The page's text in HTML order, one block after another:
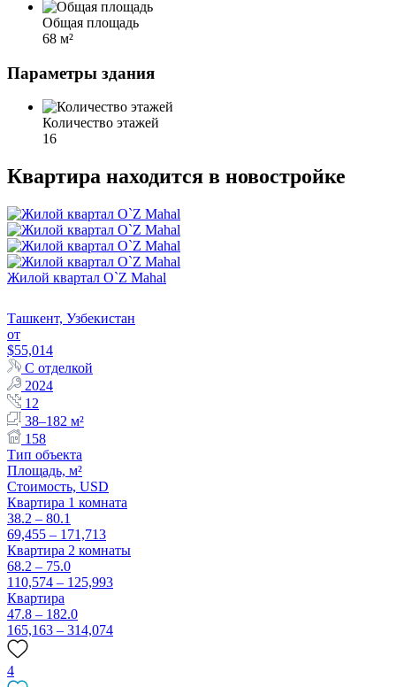
Общая площадь
68 м²
Параметры здания
Количество этажей
16
Квартира находится в новостройке
Жилой квартал O`Z Mahal
Ташкент, Узбекистан
от
$55,014
С отделкой
2024
12
38–182 м²
158
Тип объекта
Площадь, м²
Стоимость, USD
Квартира 1 комната
38.2 – 80.1
69,455 – 171,713
Квартира 2 комнаты
68.2 – 75.0
110,574 – 125,993
Квартира
47.8 – 182.0
165,163 – 314,074
4